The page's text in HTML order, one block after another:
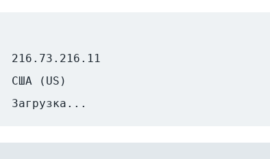
216.73.216.11
США (US)
Загрузка...